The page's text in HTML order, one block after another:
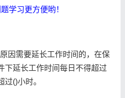
学习更方便哟！
因需要延长工作时间的，在保
下延长工作时间每日不得超过
()小时。